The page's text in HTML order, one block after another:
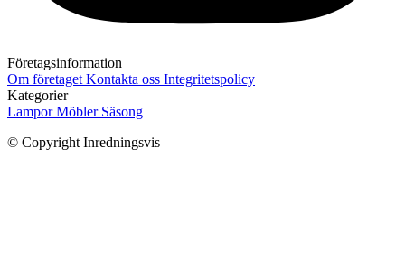
Företagsinformation
Om företaget Kontakta oss Integritetspolicy
Kategorier
LamporMöbler Säsong
© Copyright Inredningsvis